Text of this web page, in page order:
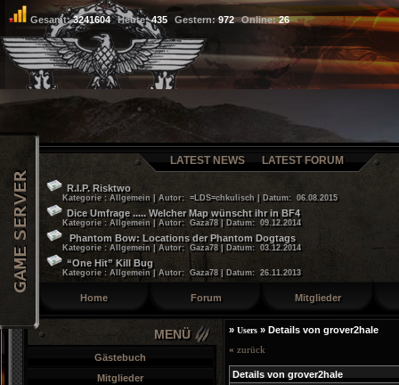
Gesamt:3241604 Heute:435 Gestern:972 Online:26
LATEST NEWS LATEST FORUM
R.I.P. Risktwo
Kategorie : Allgemein | Autor: =LDS=chkulisch | Datum: 06.08.2015
Dice Umfrage ..... Welcher Map wünscht ihr in BF4
Kategorie : Allgemein | Autor: Gaza78 | Datum: 09.12.2014
Phantom Bow: Locations der Phantom Dogtags
Kategorie : Allgemein | Autor: Gaza78 | Datum: 03.12.2014
“One Hit” Kill Bug
Kategorie : Allgemein | Autor: Gaza78 | Datum: 26.11.2013
Home Forum Mitglieder
MENÜ
Gästebuch
Mitglieder
» Users » Details von grover2hale
« zurück
Details von grover2hale